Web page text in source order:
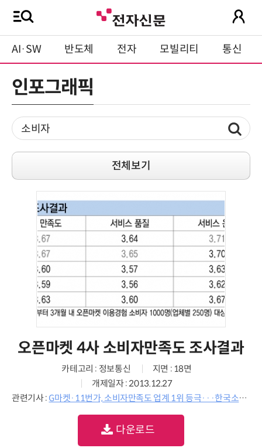
AI·SW 반도체 전자 모빌리티 통신
인포그래픽
전체보기
오픈마켓 4사 소비자만족도 조사결과
카테고리 : 정보통신
지면 : 18면
개제일자 : 2013.12.27
관련기사 : G마켓·11번가, 소비자만족도 업계 1위 등극···한국소비자원 발표
다운로드